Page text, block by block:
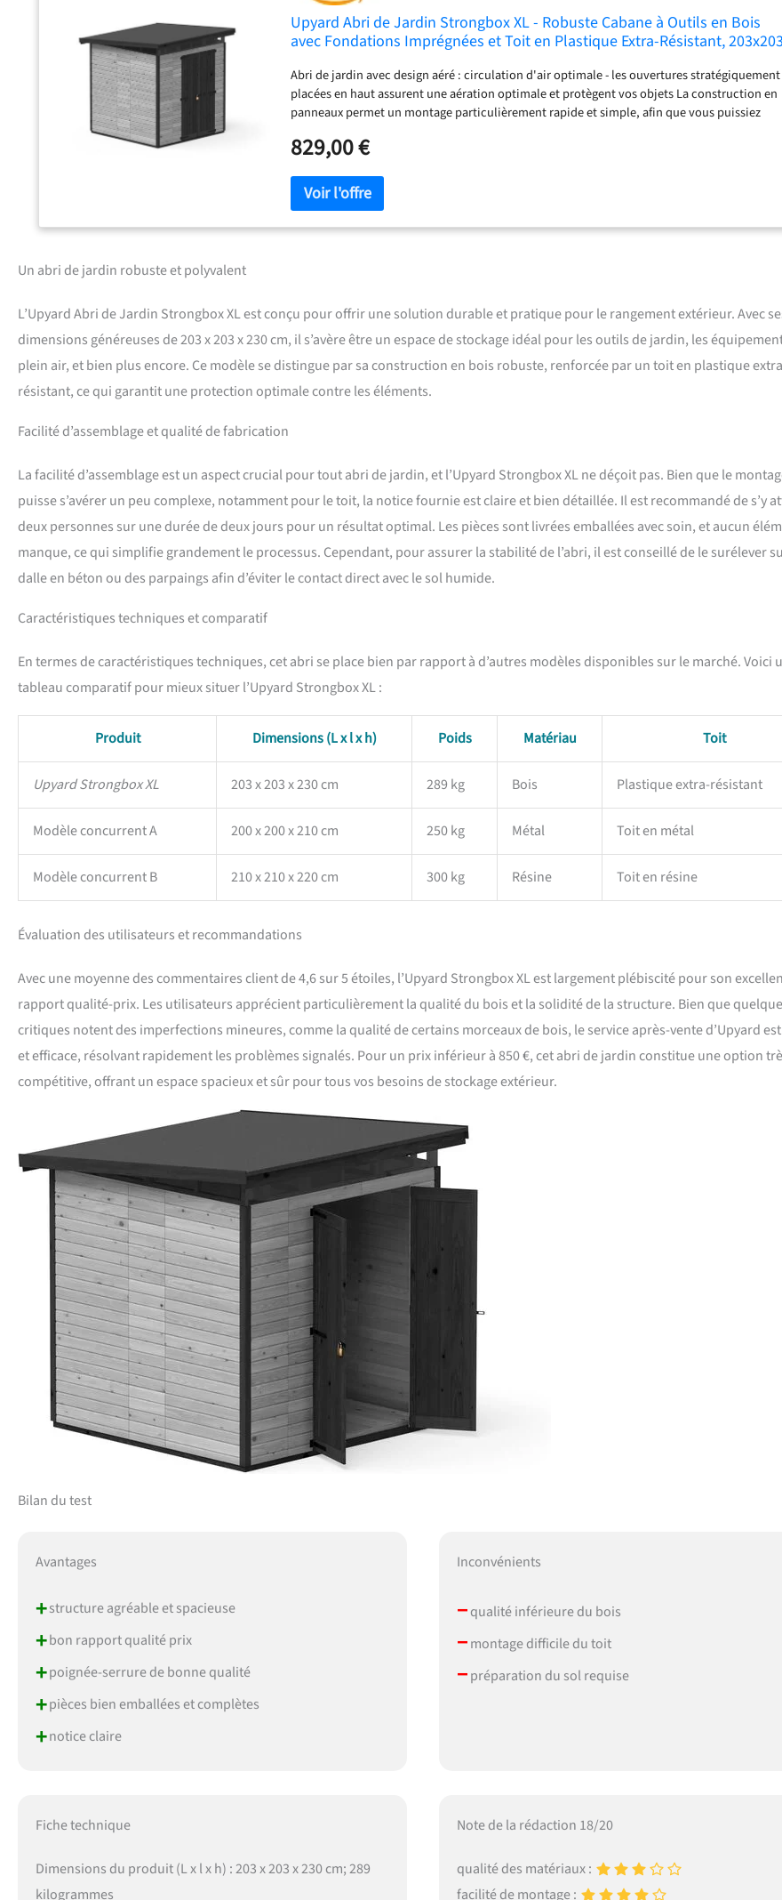
Upyard Abri de Jardin Strongbox XL - Robuste Cabane à Outils en Bois
avec Fondations Imprégnées et Toit en Plastique Extra-Résistant, 203x203
Abri de jardin avec design aéré : circulation d'air optimale - les ouvertures stratégiquement
placées en haut assurent une aération optimale et protègent vos objets La construction en
panneaux permet un montage particulièrement rapide et simple, afin que vous puissiez
une élégante finition en bois naturel : Esthétique - Séduit par une charmante finition en bois
jardin avec accès spacieux et larges portes : Accès facile - Les larges portes permettent de
ranger facilement les objets encombrants et garantissent un accès aisé à vos biens Toit en
plastique : Protection contre les intempéries - Équipé d'un toit en plastique ultra-résistant
829,00 €
Un abri de jardin robuste et polyvalent
L’Upyard Abri de Jardin Strongbox XL est conçu pour offrir une solution durable et pratique pour le rangement extérieur. Avec
dimensions généreuses de 203 x 203 x 230 cm, il s’avère être un espace de stockage idéal pour les outils de jardin, les
plein air, et bien plus encore. Ce modèle se distingue par sa construction en bois robuste, renforcée par un toit en plastique
résistant, ce qui garantit une protection optimale contre les éléments.
Facilité d’assemblage et qualité de fabrication
La facilité d’assemblage est un aspect crucial pour tout abri de jardin, et l’Upyard Strongbox XL ne déçoit pas. Bien que le
puisse s’avérer un peu complexe, notamment pour le toit, la notice fournie est claire et bien détaillée. Il est recommandé de s’y
deux personnes sur une durée de deux jours pour un résultat optimal. Les pièces sont livrées emballées avec soin, et aucun
manque, ce qui simplifie grandement le processus. Cependant, pour assurer la stabilité de l’abri, il est conseillé de le surélever
dalle en béton ou des parpaings afin d’éviter le contact direct avec le sol humide.
Caractéristiques techniques et comparatif
En termes de caractéristiques techniques, cet abri se place bien par rapport à d’autres modèles disponibles sur le marché. Voici
tableau comparatif pour mieux situer l’Upyard Strongbox XL :
Produit Dimensions (L x l x h) Poids Matériau Toit
Upyard Strongbox XL 203 x 203 x 230 cm 289 kg Bois Plastique extra-résistant
Modèle concurrent A 200 x 200 x 210 cm 250 kg Métal Toit en métal
Modèle concurrent B 210 x 210 x 220 cm 300 kg Résine Toit en résine
Évaluation des utilisateurs et recommandations
Avec une moyenne des commentaires client de 4,6 sur 5 étoiles, l’Upyard Strongbox XL est largement plébiscité pour son
rapport qualité-prix. Les utilisateurs apprécient particulièrement la qualité du bois et la solidité de la structure. Bien que
critiques notent des imperfections mineures, comme la qualité de certains morceaux de bois, le service après-vente d’Upyard
et efficace, résolvant rapidement les problèmes signalés. Pour un prix inférieur à 850 €, cet abri de jardin constitue une option
compétitive, offrant un espace spacieux et sûr pour tous vos besoins de stockage extérieur.
Bilan du test
Avantages
+structure agréable et spacieuse
+bon rapport qualité prix
+poignée-serrure de bonne qualité
+pièces bien emballées et complètes
+notice claire
Inconvénients
–qualité inférieure du bois
–montage difficile du toit
–préparation du sol requise
Fiche technique
Dimensions du produit (L x l x h) : 203 x 203 x 230 cm; 289
kilogrammes
Note de la rédaction 18/20
qualité des matériaux :
facilité de montage :